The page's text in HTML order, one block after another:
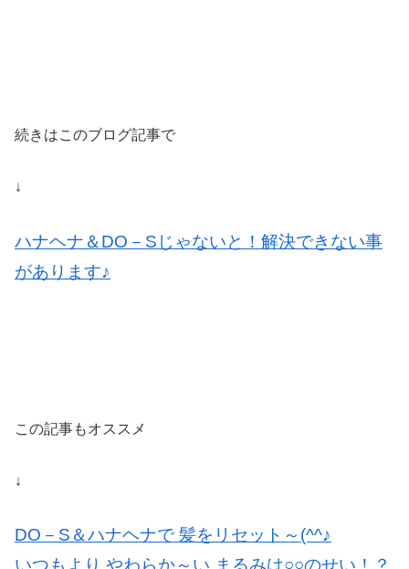
続きはこのブログ記事で
↓
ハナヘナ＆DO－Sじゃないと！解決できない事
があります♪
この記事もオススメ
↓
DO－S＆ハナヘナで 髪をリセット～(^^♪